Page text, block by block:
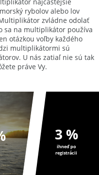
rybolov alebo lov
zvládne odolať
sa na multiplikátor používa
otázkou voľby každého
multiplikátormi sú
U nás zatiaľ nie sú tak
práve Vy.
3 %
ihneď po
registrácii